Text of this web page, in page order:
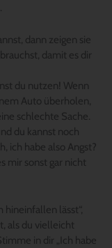
dann zeigen sie
damit es dir
du nutzen! Wenn
Auto überholen,
schlechte Sache.
du kannst noch
ich habe also Angst?
mir sonst gar nicht
hineinfallen lässt“,
als du vielleicht
in dir „Ich habe